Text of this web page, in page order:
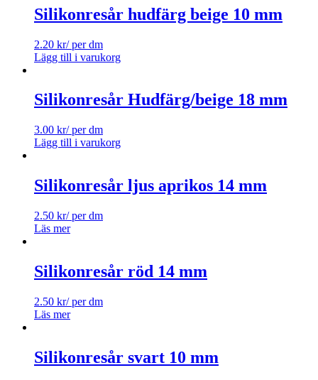
Silikonresår hudfärg beige 10 mm
2.20 kr/ per dm
Lägg till i varukorg
Silikonresår Hudfärg/beige 18 mm
3.00 kr/ per dm
Lägg till i varukorg
Silikonresår ljus aprikos 14 mm
2.50 kr/ per dm
Läs mer
Silikonresår röd 14 mm
2.50 kr/ per dm
Läs mer
Silikonresår svart 10 mm